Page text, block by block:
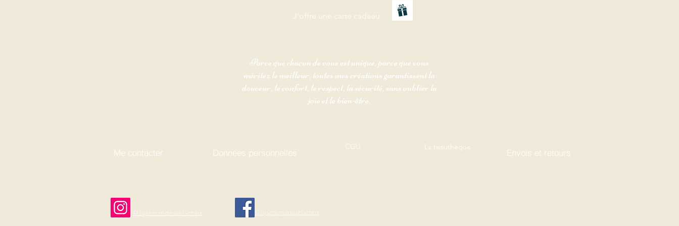
J'offre une carte cadeau
Parce que chacun de vous est unique, parce que vous
méritez le meilleur, toutes mes créations garantissent la
douceur, le confort, le respect, la sécurité, sans oublier la
joie et le bien-être.
Me contacter Données personnelles
CGU La tissuthèque
Envois et retours
@lysemmanuelscrea @lysemmanuelscrea